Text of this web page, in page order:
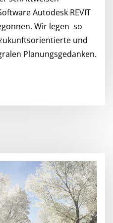
Autodesk REVIT
Wir legen so
und
Planungsgedanken.